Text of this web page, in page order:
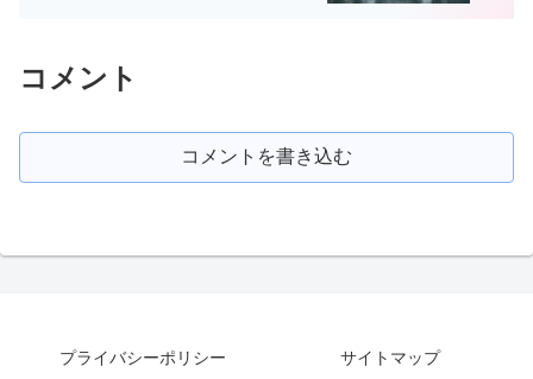
コメント
コメントを書き込む
プライバシーポリシー サイトマップ